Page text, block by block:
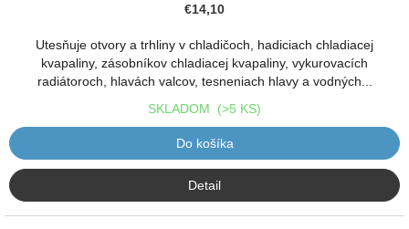
hviezdičiek.
€14,10
Utesňuje otvory a trhliny v chladičoch, hadiciach chladiacej
kvapaliny, zásobníkov chladiacej kvapaliny, vykurovacích
radiátoroch, hlavách valcov, tesneniach hlavy a vodných...
SKLADOM (>5 KS)
Do košíka
Detail